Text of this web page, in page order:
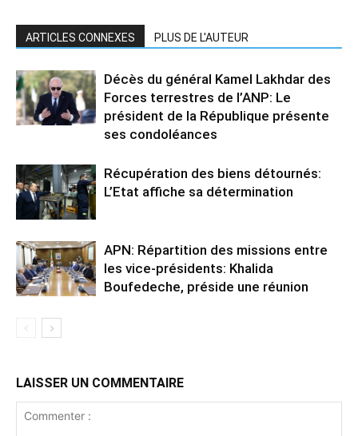
ARTICLES CONNEXES PLUS DE L'AUTEUR
Décès du général Kamel Lakhdar des
Forces terrestres de l’ANP: Le
président de la République présente
ses condoléances
Récupération des biens détournés:
L’Etat affiche sa détermination
APN: Répartition des missions entre
les vice-présidents: Khalida
Boufedeche, préside une réunion
LAISSER UN COMMENTAIRE